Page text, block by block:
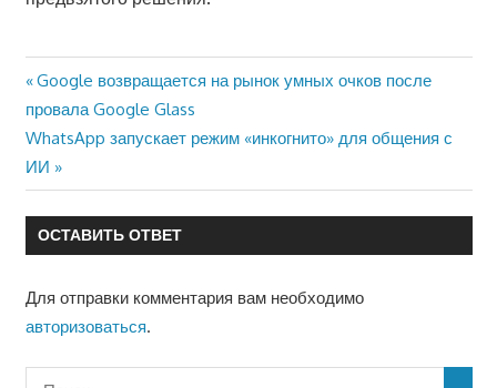
Навигация
по
записям
Предыдущая
запись:
Google возвращается на рынок умных очков после
провала Google Glass
Следующая
запись:
WhatsApp запускает режим «инкогнито» для общения с
ИИ
ОСТАВИТЬ ОТВЕТ
Для отправки комментария вам необходимо
авторизоваться.